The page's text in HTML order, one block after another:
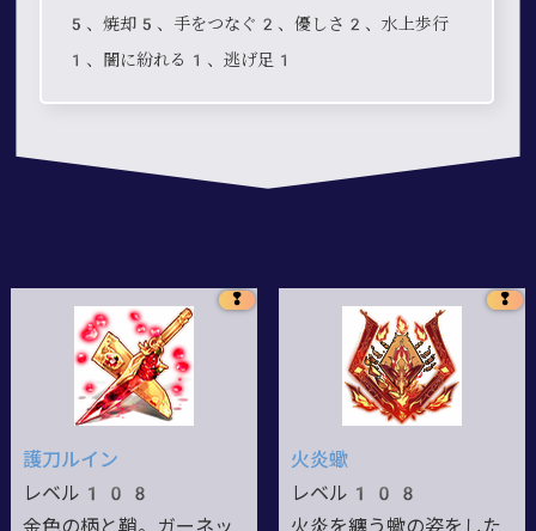
5、焼却5、手をつなぐ2、優しさ2、水上歩行
1、闇に紛れる1、逃げ足1
❢
護刀ルイン
レベル108
❢
火炎蠍
レベル108